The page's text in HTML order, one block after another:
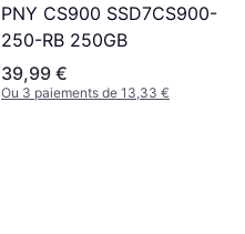
PNY CS900 SSD7CS900-
250-RB 250GB
39,99 €
Ou 3 paiements de 13,33 €